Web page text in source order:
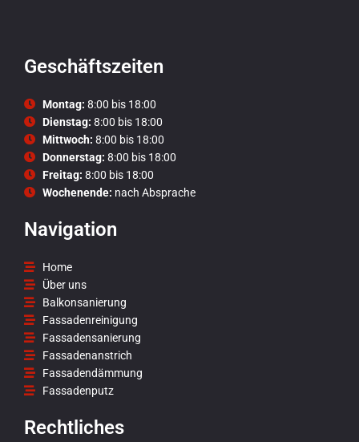
Geschäftszeiten
Montag: 8:00 bis 18:00
Dienstag: 8:00 bis 18:00
Mittwoch: 8:00 bis 18:00
Donnerstag: 8:00 bis 18:00
Freitag: 8:00 bis 18:00
Wochenende: nach Absprache
Navigation
Home
Über uns
Balkonsanierung
Fassadenreinigung
Fassadensanierung
Fassadenanstrich
Fassadendämmung
Fassadenputz
Rechtliches